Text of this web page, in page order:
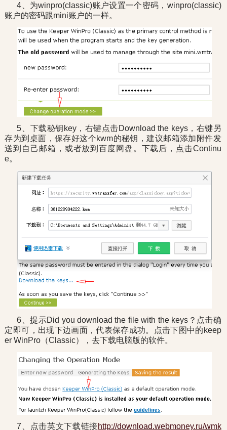
4、为winpro(classic)账户设置一个密码，winpro(classic)
账户的密码跟mini账户的一样。
5、下载秘钥key，右键点击Download the keys，右键另
存为到桌面，保存好这个kwm的秘钥，建议邮箱添加附件发
送到自己邮箱，或者放到百度网盘。下载后，点击Continu
e。
6、提示Did you download the file with the keys？点击确
定即可，出现下边画面，代表保存成功。点击下图中的keep
er WinPro（Classic），去下载电脑版的软件。
7、点击英文下载链接http://download.webmoney.ru/wmk